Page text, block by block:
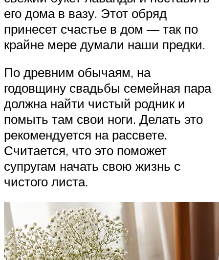
его дома в вазу. Этот обряд
принесет счастье в дом — так по
крайне мере думали наши предки.
По древним обычаям, на
годовщину свадьбы семейная пара
должна найти чистый родник и
помыть там свои ноги. Делать это
рекомендуется на рассвете.
Считается, что это поможет
супругам начать свою жизнь с
чистого листа.